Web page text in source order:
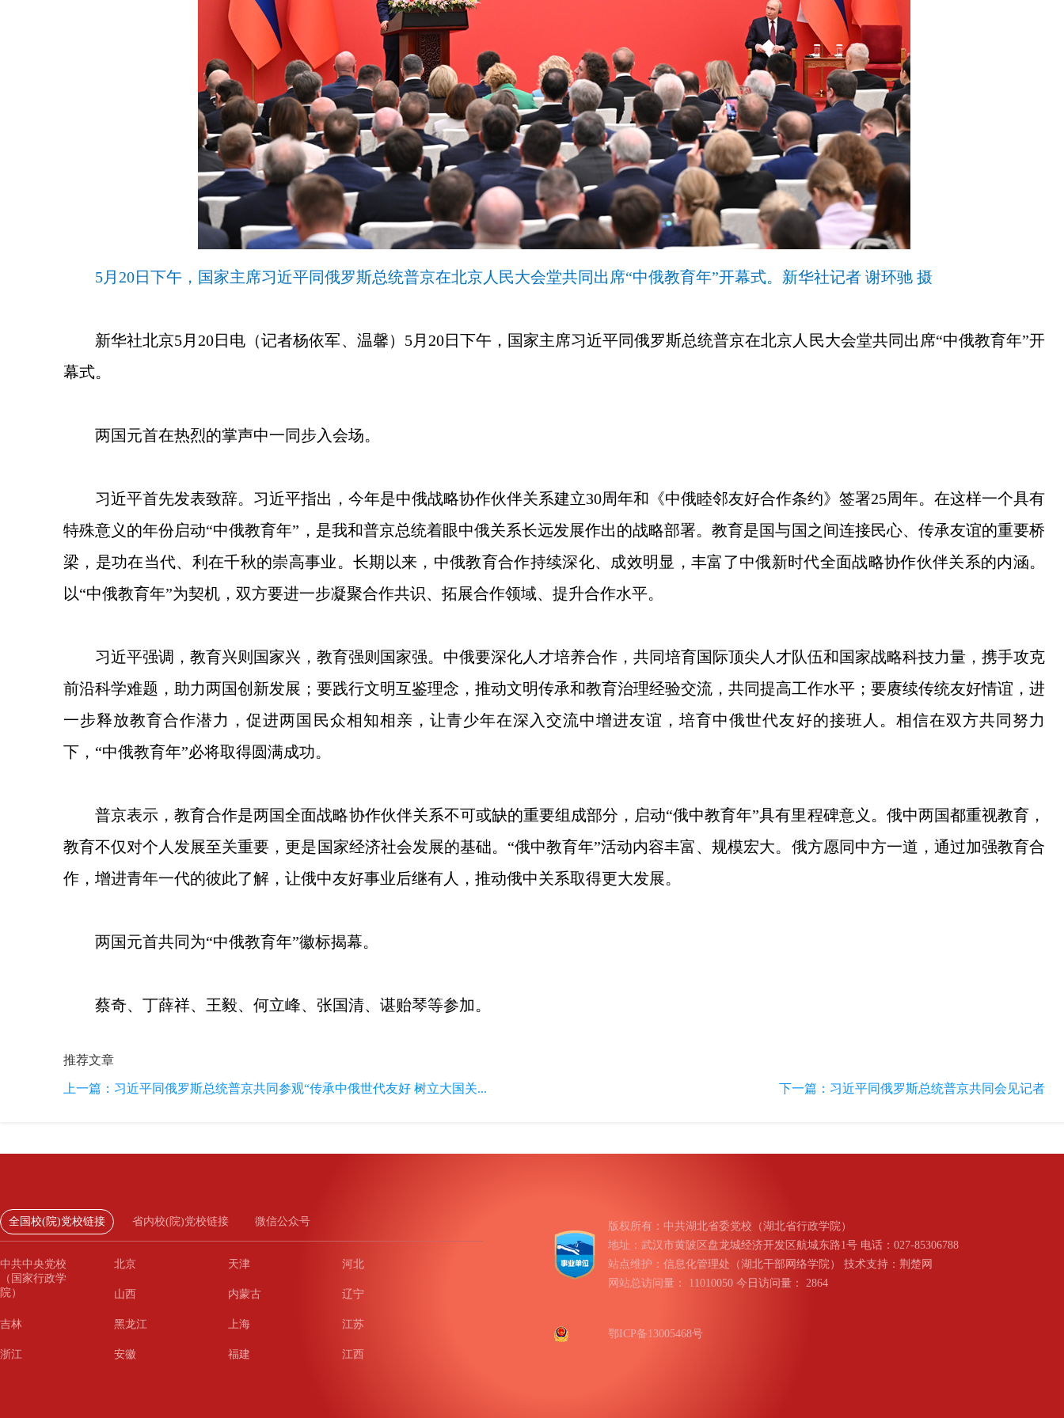
5月20日下午，国家主席习近平同俄罗斯总统普京在北京人民大会堂共同出席“中俄教育年”开幕式。新华社记者 谢环驰 摄
新华社北京5月20日电（记者杨依军、温馨）5月20日下午，国家主席习近平同俄罗斯总统普京在北京人民大会堂共同出席“中俄教育年”开
幕式。
两国元首在热烈的掌声中一同步入会场。
习近平首先发表致辞。习近平指出，今年是中俄战略协作伙伴关系建立30周年和《中俄睦邻友好合作条约》签署25周年。在这样一个具有
特殊意义的年份启动“中俄教育年”，是我和普京总统着眼中俄关系长远发展作出的战略部署。教育是国与国之间连接民心、传承友谊的重要桥
梁，是功在当代、利在千秋的崇高事业。长期以来，中俄教育合作持续深化、成效明显，丰富了中俄新时代全面战略协作伙伴关系的内涵。
以“中俄教育年”为契机，双方要进一步凝聚合作共识、拓展合作领域、提升合作水平。
习近平强调，教育兴则国家兴，教育强则国家强。中俄要深化人才培养合作，共同培育国际顶尖人才队伍和国家战略科技力量，携手攻克
前沿科学难题，助力两国创新发展；要践行文明互鉴理念，推动文明传承和教育治理经验交流，共同提高工作水平；要赓续传统友好情谊，进
一步释放教育合作潜力，促进两国民众相知相亲，让青少年在深入交流中增进友谊，培育中俄世代友好的接班人。相信在双方共同努力
下，“中俄教育年”必将取得圆满成功。
普京表示，教育合作是两国全面战略协作伙伴关系不可或缺的重要组成部分，启动“俄中教育年”具有里程碑意义。俄中两国都重视教育，
教育不仅对个人发展至关重要，更是国家经济社会发展的基础。“俄中教育年”活动内容丰富、规模宏大。俄方愿同中方一道，通过加强教育合
作，增进青年一代的彼此了解，让俄中友好事业后继有人，推动俄中关系取得更大发展。
两国元首共同为“中俄教育年”徽标揭幕。
蔡奇、丁薛祥、王毅、何立峰、张国清、谌贻琴等参加。
推荐文章
上一篇： 习近平同俄罗斯总统普京共同参观“传承中俄世代友好 树立大国关... 下一篇： 习近平同俄罗斯总统普京共同会见记者
全国校(院)党校链接 省内校(院)党校链接 微信公众号
中共中央党校
（国家行政学
院）
北京 天津 河北
山西 内蒙古 辽宁
吉林 黑龙江 上海 江苏
浙江 安徽 福建 江西
版权所有：中共湖北省委党校（湖北省行政学院）
地址：武汉市黄陂区盘龙城经济开发区航城东路1号 电话：027-85306788
站点维护：信息化管理处（湖北干部网络学院） 技术支持：荆楚网
网站总访问量： 11010050 今日访问量： 2864
鄂ICP备13005468号